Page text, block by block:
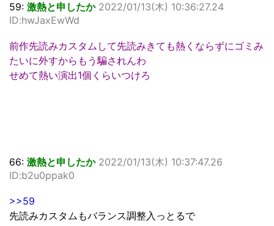
59: 激熱と申したか 2022/01/13(木) 10:36:27.24
ID:hwJaxEwWd
前作先読みカスタムして先読みきても熱くならずにゴミみ
たいに外すからもう騙されんわ
せめて熱い演出1個くらいつけろ
66: 激熱と申したか 2022/01/13(木) 10:37:47.26
ID:b2u0ppak0
>>59
先読みカスタムもバランス調整入っとるで